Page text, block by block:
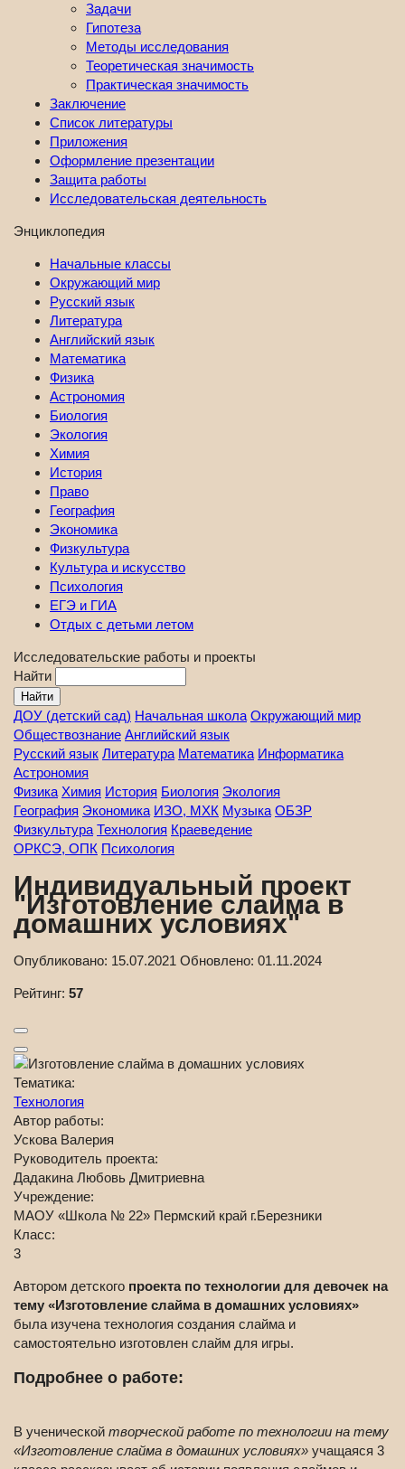
Задачи
Гипотеза
Методы исследования
Теоретическая значимость
Практическая значимость
Заключение
Список литературы
Приложения
Оформление презентации
Защита работы
Исследовательская деятельность
Энциклопедия
Начальные классы
Окружающий мир
Русский язык
Литература
Английский язык
Математика
Физика
Астрономия
Биология
Экология
Химия
История
Право
География
Экономика
Физкультура
Культура и искусство
Психология
ЕГЭ и ГИА
Отдых с детьми летом
Исследовательские работы и проекты
Найти
ДОУ (детский сад) Начальная школа Окружающий мир
Обществознание Английский язык
Русский язык Литература Математика Информатика
Астрономия
Физика Химия История Биология Экология
География Экономика ИЗО, МХК Музыка ОБЗР
Физкультура Технология Краеведение
ОРКСЭ, ОПК Психология
Индивидуальный проект
"Изготовление слайма в
домашних условиях"
Опубликовано: 15.07.2021 Обновлено: 01.11.2024
Рейтинг: 57
Тематика:
Технология
Автор работы:
Ускова Валерия
Руководитель проекта:
Дадакина Любовь Дмитриевна
Учреждение:
МАОУ «Школа № 22» Пермский край г.Березники
Класс:
3
Автором детского проекта по технологии для девочек на
тему «Изготовление слайма в домашних условиях»
была изучена технология создания слайма и
самостоятельно изготовлен слайм для игры.
Подробнее о работе:
В ученической творческой работе по технологии на тему
«Изготовление слайма в домашних условиях» учащаяся 3